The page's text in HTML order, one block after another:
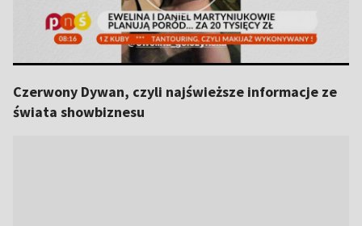
Czerwony Dywan, czyli najświeższe informacje ze
świata showbiznesu